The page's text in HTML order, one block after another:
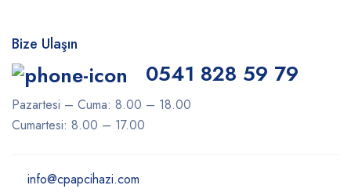
Bize Ulaşın
0541 828 59 79
Pazartesi – Cuma: 8.00 – 18.00
Cumartesi: 8.00 – 17.00
info@cpapcihazi.com